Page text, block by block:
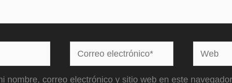
Correo
electrónico*
Web
nombre, correo electrónico y sitio web en este